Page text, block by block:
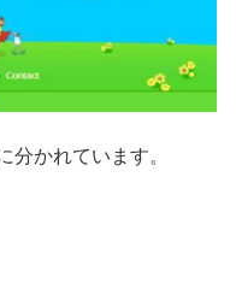
分かれています。